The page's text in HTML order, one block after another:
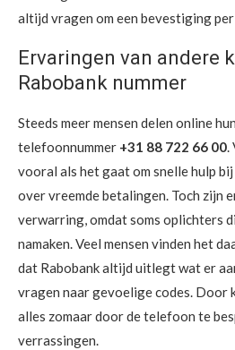
altijd vragen om een bevestiging
Ervaringen van andere
Rabobank nummer
Steeds meer mensen delen online
telefoonnummer +31 88 722 66 00.
vooral als het gaat om snelle hulp
over vreemde betalingen. Toch zijn
verwarring, omdat soms oplichters
namaken. Veel mensen vinden het
dat Rabobank altijd uitlegt wat er
vragen naar gevoelige codes. Door
alles zomaar door de telefoon te
verrassingen.